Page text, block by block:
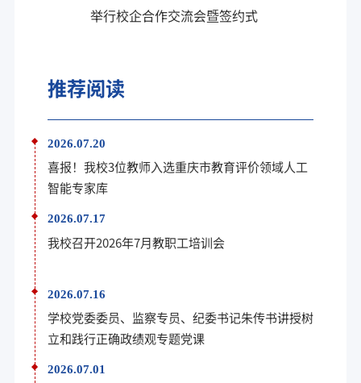
举行校企合作交流会暨签约式
推荐阅读
2026.07.20
喜报！我校3位教师入选重庆市教育评价领域人工
智能专家库
2026.07.17
我校召开2026年7月教职工培训会
2026.07.16
学校党委委员、监察专员、纪委书记朱传书讲授树
立和践行正确政绩观专题党课
2026.07.01